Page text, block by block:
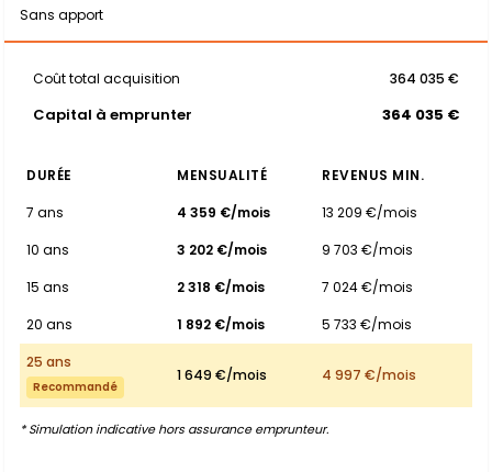
Sans apport
Coût total acquisition 364 035 €
Capital à emprunter 364 035 €
DURÉE MENSUALITÉ
REVENUS MIN.
7 ans
4 359 €/mois
13 209 €/mois
10 ans
3 202 €/mois
9 703 €/mois
15 ans
2 318 €/mois
7 024 €/mois
20 ans
1 892 €/mois
5 733 €/mois
25 ans
Recommandé
1 649 €/mois 4 997 €/mois
* Simulation indicative hors assurance emprunteur.